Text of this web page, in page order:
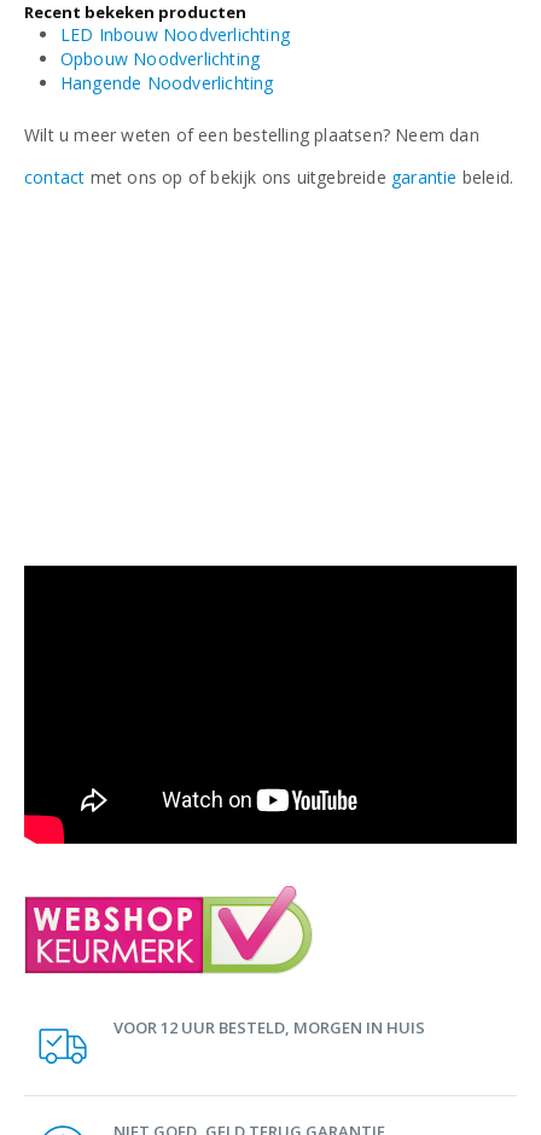
Recent bekeken producten
LED Inbouw Noodverlichting
Opbouw Noodverlichting
Hangende Noodverlichting
Wilt u meer weten of een bestelling plaatsen? Neem dan
contact met ons op of bekijk ons uitgebreide garantie beleid.
VOOR 12 UUR BESTELD, MORGEN IN HUIS